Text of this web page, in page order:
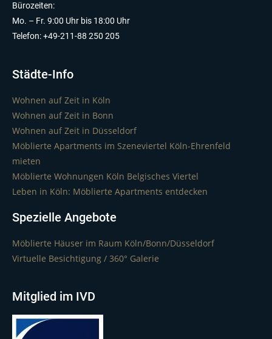
Bürozeiten:
Mo. – Fr. 9:00 Uhr bis 18:00 Uhr
Telefon: +49-211-88 250 205
Städte-Info
Wohnen auf Zeit in Köln
Wohnen auf Zeit in Bonn
Wohnen auf Zeit in Düsseldorf
Möblierte Apartments im Szeneviertel Köln-Ehrenfeld
mieten
Möblierte Wohnungen Köln Belgisches Viertel
Leben in Köln: Möblierte Apartments entdecken
Spezielle Angebote
Möblierte Häuser im Raum Köln/Bonn/Düsseldorf
Virtuelle Besichtigung / 360° Galerie
Mitglied im IVD